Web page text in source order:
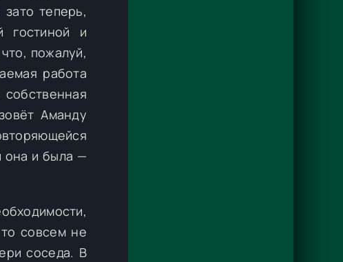
теперь,
гостиной и
пожалуй,
работа
Аманду
она и была —
совсем не
соседа. В